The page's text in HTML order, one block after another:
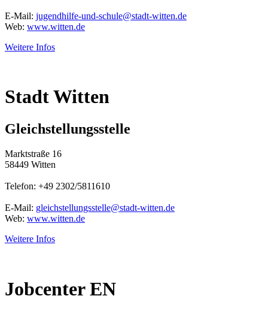
E-Mail: jugendhilfe-und-schule@stadt-witten.de
Web: www.witten.de
Weitere Infos
Stadt Witten
Gleichstellungsstelle
Marktstraße 16
58449 Witten
Telefon: +49 2302/5811610
E-Mail: gleichstellungsstelle@stadt-witten.de
Web: www.witten.de
Weitere Infos
Jobcenter EN